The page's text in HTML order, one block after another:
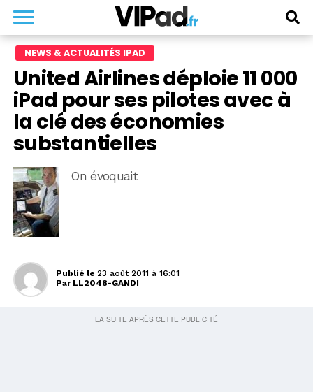
NEWS & ACTUALITÉS IPAD
United Airlines déploie 11 000
iPad pour ses pilotes avec à
la clé des économies
substantielles
On évoquait
Publié le 23 août 2011 à 16:01
Par LL2048-GANDI